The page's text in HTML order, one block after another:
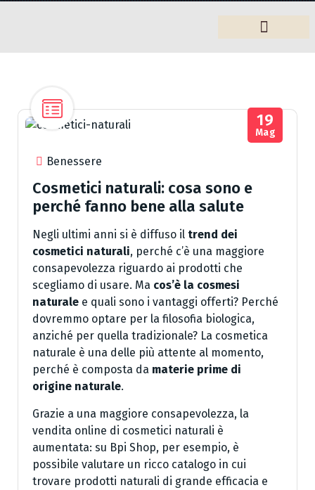
Benessere
19
Mag
Cosmetici naturali: cosa sono e
perché fanno bene alla salute
Negli ultimi anni si è diffuso il trend dei
cosmetici naturali, perché c’è una maggiore
consapevolezza riguardo ai prodotti che
scegliamo di usare. Ma cos’è la cosmesi
naturale e quali sono i vantaggi offerti? Perché
dovremmo optare per la filosofia biologica,
anziché per quella tradizionale? La cosmetica
naturale è una delle più attente al momento,
perché è composta da materie prime di
origine naturale.
Grazie a una maggiore consapevolezza, la
vendita online di cosmetici naturali è
aumentata: su Bpi Shop, per esempio, è
possibile valutare un ricco catalogo in cui
trovare prodotti naturali di grande efficacia e